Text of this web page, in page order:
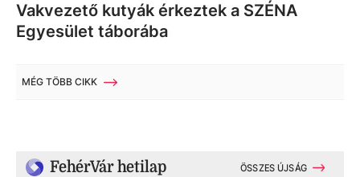
Vakvezető kutyák érkeztek a SZÉNA
Egyesület táborába
MÉG TÖBB CIKK
FehérVár hetilap ÖSSZES ÚJSÁG